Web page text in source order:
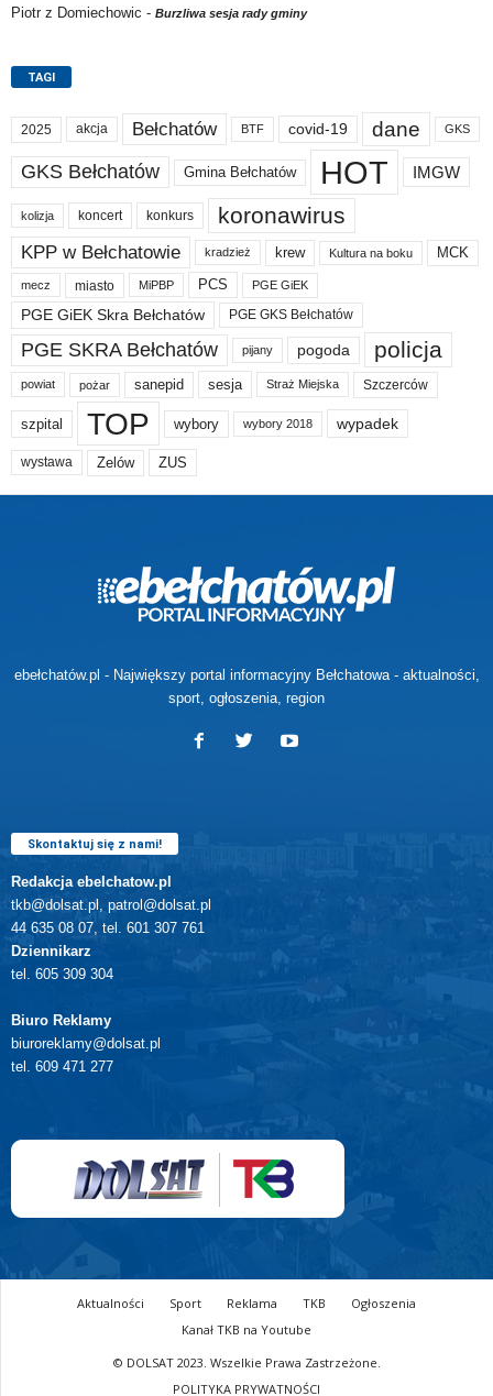
Piotr z Domiechowic - Burzliwa sesja rady gminy
TAGI
2025 akcja Bełchatów BTF covid-19 dane GKS
GKS Bełchatów Gmina Bełchatów HOT IMGW
kolizja koncert konkurs koronawirus
KPP w Bełchatowie kradzież krew Kultura na boku MCK
mecz miasto MiPBP PCS PGE GiEK
PGE GiEK Skra Bełchatów PGE GKS Bełchatów
PGE SKRA Bełchatów pijany pogoda policja
powiat pożar sanepid sesja Straż Miejska Szczerców
szpital TOP wybory wybory 2018 wypadek
wystawa Zelów ZUS
ebełchatów.pl - Największy portal informacyjny Bełchatowa - aktualności,
sport, ogłoszenia, region
Skontaktuj się z nami!
Redakcja ebelchatow.pl
tkb@dolsat.pl, patrol@dolsat.pl
44 635 08 07, tel. 601 307 761
Dziennikarz
tel. 605 309 304
Biuro Reklamy
biuroreklamy@dolsat.pl
tel. 609 471 277
Aktualności Sport Reklama TKB
Ogłoszenia
Kanał TKB na Youtube
© DOLSAT 2023. Wszelkie Prawa Zastrzeżone.
POLITYKA PRYWATNOŚCI